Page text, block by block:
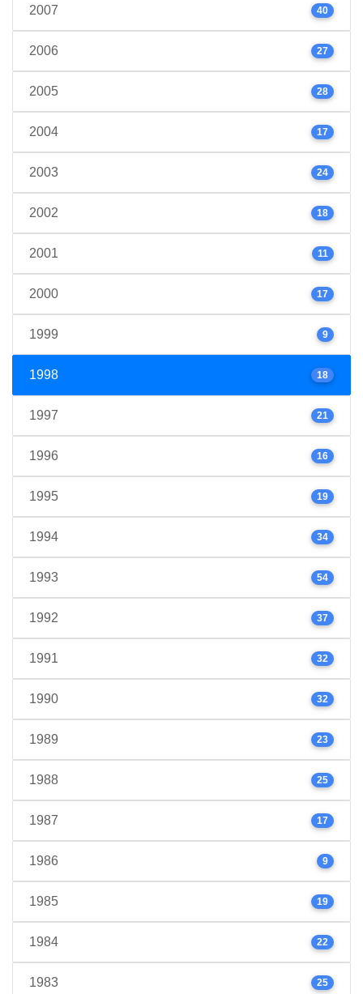
2007 40
2006 27
2005 28
2004 17
2003 24
2002 18
2001 11
2000 17
1999 9
1998 18
1997 21
1996 16
1995 19
1994 34
1993 54
1992 37
1991 32
1990 32
1989 23
1988 25
1987 17
1986 9
1985 19
1984 22
1983 25